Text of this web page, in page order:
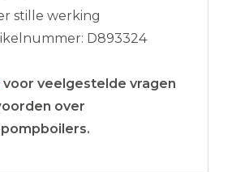
stille werking
D893324
voor veelgestelde vragen
over